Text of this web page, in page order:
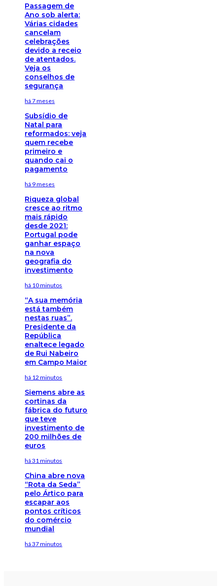
Passagem de
Ano sob alerta:
Várias cidades
cancelam
celebrações
devido a receio
de atentados.
Veja os
conselhos de
segurança
há 7 meses
Subsídio de
Natal para
reformados: veja
quem recebe
primeiro e
quando cai o
pagamento
há 9 meses
Riqueza global
cresce ao ritmo
mais rápido
desde 2021:
Portugal pode
ganhar espaço
na nova
geografia do
investimento
há 10 minutos
“A sua memória
está também
nestas ruas”.
Presidente da
República
enaltece legado
de Rui Nabeiro
em Campo Maior
há 12 minutos
Siemens abre as
cortinas da
fábrica do futuro
que teve
investimento de
200 milhões de
euros
há 31 minutos
China abre nova
“Rota da Seda”
pelo Ártico para
escapar aos
pontos críticos
do comércio
mundial
há 37 minutos